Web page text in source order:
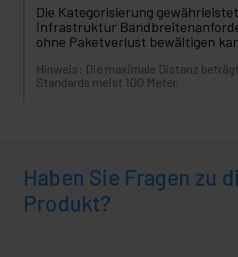
Die Kategorisierung
Infrastruktur
ohne Paketverlust bewältigen
Hinweis: Die maximale Distanz
Standards meist 100 Meter.
Haben Sie Fragen zu
Produkt?